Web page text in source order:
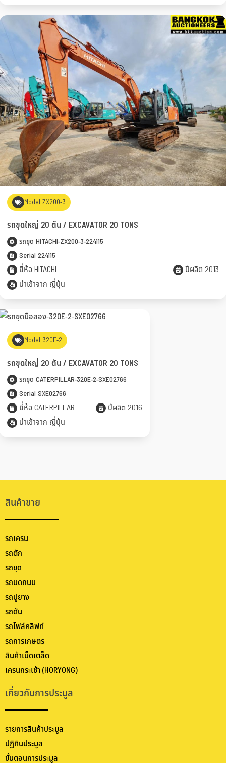
Model ZX200-3
รถขุดใหญ่ 20 ตัน / EXCAVATOR 20 TONS
รถขุด HITACHI-ZX200-3-224115
Serial 224115
ยี่ห้อ HITACHI
ปีผลิต 2013
นำเข้าจาก ญี่ปุ่น
Model 320E-2
รถขุดใหญ่ 20 ตัน / EXCAVATOR 20 TONS
รถขุด CATERPILLAR-320E-2-SXE02766
Serial SXE02766
ยี่ห้อ CATERPILLAR
ปีผลิต 2016
นำเข้าจาก ญี่ปุ่น
สินค้าขาย
รถเครน
รถตัก
รถขุด
รถบดถนน
รถปูยาง
รถดัน
รถโฟล์คลิฟท์
รถการเกษตร
สินค้าเบ็ดเตล็ด
เครนกระเช้า (HORYONG)
เกี่ยวกับการประมูล
รายการสินค้าประมูล
ปฏิทินประมูล
ขั้นตอนการประมูล